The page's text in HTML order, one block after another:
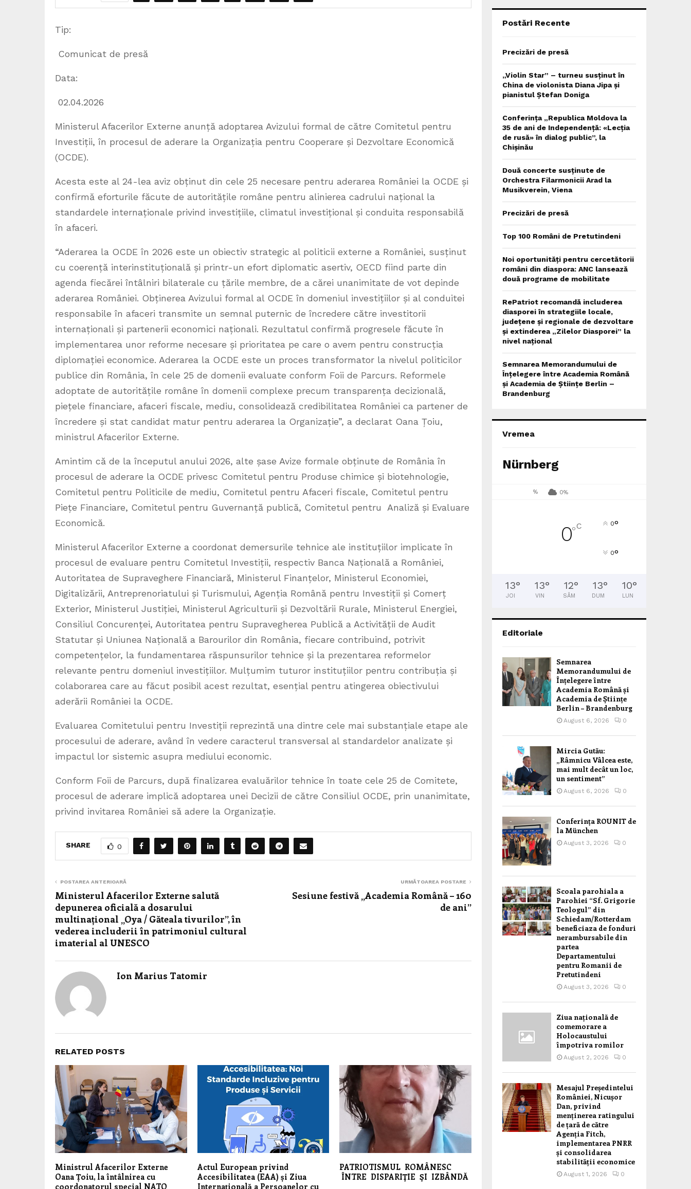
Tip:
Comunicat de presă
Data:
02.04.2026
Ministerul Afacerilor Externe anunță adoptarea Avizului formal de către Comitetul pentru
Investiții, în procesul de aderare la Organizația pentru Cooperare și Dezvoltare Economică
(OCDE).
Acesta este al 24-lea aviz obținut din cele 25 necesare pentru aderarea României la OCDE și
confirmă eforturile făcute de autoritățile române pentru alinierea cadrului național la
standardele internaționale privind investițiile, climatul investițional și conduita responsabilă
în afaceri.
“Aderarea la OCDE în 2026 este un obiectiv strategic al politicii externe a României, susținut
cu coerență interinstituțională și printr-un efort diplomatic asertiv, OECD fiind parte din
agenda fiecărei întâlniri bilaterale cu țările membre, de a cărei unanimitate de vot depinde
aderarea României. Obținerea Avizului formal al OCDE în domeniul investițiilor și al conduitei
responsabile în afaceri transmite un semnal puternic de încredere către investitorii
internaționali și partenerii economici naționali. Rezultatul confirmă progresele făcute în
implementarea unor reforme necesare și prioritatea pe care o avem pentru construcția
diplomației economice. Aderarea la OCDE este un proces transformator la nivelul politicilor
publice din România, în cele 25 de domenii evaluate conform Foii de Parcurs. Reformele
adoptate de autoritățile române în domenii complexe precum transparența decizională,
piețele financiare, afaceri fiscale, mediu, consolidează credibilitatea României ca partener de
încredere și stat candidat matur pentru aderarea la Organizație”, a declarat Oana Țoiu,
ministrul Afacerilor Externe.
Amintim că de la începutul anului 2026, alte șase Avize formale obținute de România în
procesul de aderare la OCDE privesc Comitetul pentru Produse chimice și biotehnologie,
Comitetul pentru Politicile de mediu, Comitetul pentru Afaceri fiscale, Comitetul pentru
Piețe Financiare, Comitetul pentru Guvernanță publică, Comitetul pentru Analiză și Evaluare
Economică.
Ministerul Afacerilor Externe a coordonat demersurile tehnice ale instituțiilor implicate în
procesul de evaluare pentru Comitetul Investiții, respectiv Banca Națională a României,
Autoritatea de Supraveghere Financiară, Ministerul Finanțelor, Ministerul Economiei,
Digitalizării, Antreprenoriatului și Turismului, Agenția Română pentru Investiții și Comerț
Exterior, Ministerul Justiției, Ministerul Agriculturii și Dezvoltării Rurale, Ministerul Energiei,
Consiliul Concurenței, Autoritatea pentru Supravegherea Publică a Activității de Audit
Statutar și Uniunea Națională a Barourilor din România, fiecare contribuind, potrivit
competențelor, la fundamentarea răspunsurilor tehnice și la prezentarea reformelor
relevante pentru domeniul investițiilor. Mulțumim tuturor instituțiilor pentru contribuția și
colaborarea care au făcut posibil acest rezultat, esențial pentru atingerea obiectivului
aderării României la OCDE.
Evaluarea Comitetului pentru Investiții reprezintă una dintre cele mai substanțiale etape ale
procesului de aderare, având în vedere caracterul transversal al standardelor analizate și
impactul lor sistemic asupra mediului economic.
Conform Foii de Parcurs, după finalizarea evaluărilor tehnice în toate cele 25 de Comitete,
procesul de aderare implică adoptarea unei Decizii de către Consiliul OCDE, prin unanimitate,
privind invitarea României să adere la Organizație.
SHARE 0
POSTAREA ANTERIOARĂ
Ministerul Afacerilor Externe salută
depunerea oficială a dosarului
multinațional „Oya / Găteala tivurilor”, în
vederea includerii în patrimoniul cultural
imaterial al UNESCO
URMĂTOAREA POSTARE
Sesiune festivă „Academia Română – 160
de ani”
Ion Marius Tatomir
RELATED POSTS
Ministrul Afacerilor Externe
Oana Țoiu, la întâlnirea cu
coordonatorul special NATO
Actul European privind
Accesibilitatea (EAA) și Ziua
Internațională a Persoanelor cu
PATRIOTISMUL ROMÂNESC
ÎNTRE DISPARIŢIE ŞI IZBÂNDĂ
Postări Recente
Precizări de presă
„Violin Star” – turneu susținut în
China de violonista Diana Jipa și
pianistul Ștefan Doniga
Conferința „Republica Moldova la
35 de ani de Independență: «Lecția
de rusă» în dialog public”, la
Chișinău
Două concerte susținute de
Orchestra Filarmonicii Arad la
Musikverein, Viena
Precizări de presă
Top 100 Români de Pretutindeni
Noi oportunități pentru cercetătorii
români din diaspora: ANC lansează
două programe de mobilitate
RePatriot recomandă includerea
diasporei în strategiile locale,
județene și regionale de dezvoltare
și extinderea „Zilelor Diasporei” la
nivel național
Semnarea Memorandumului de
Înțelegere între Academia Română
și Academia de Științe Berlin –
Brandenburg
Vremea
Nürnberg
% 0%
0°C 0°
0°
13°
JOI
13°
VIN
12°
SÂM
13°
DUM
10°
LUN
Editoriale
Semnarea
Memorandumului de
Înțelegere între
Academia Română și
Academia de Științe
Berlin – Brandenburg
August 6, 2026 0
Mircia Gutău:
„Râmnicu Vâlcea este,
mai mult decât un loc,
un sentiment”
August 6, 2026 0
Conferința ROUNIT de
la München
August 3, 2026 0
Scoala parohiala a
Parohiei “Sf. Grigorie
Teologul” din
Schiedam/Rotterdam
beneficiaza de fonduri
nerambursabile din
partea
Departamentului
pentru Romanii de
Pretutindeni
August 3, 2026 0
Ziua națională de
comemorare a
Holocaustului
împotriva romilor
August 2, 2026 0
Mesajul Președintelui
României, Nicușor
Dan, privind
menținerea ratingului
de țară de către
Agenția Fitch,
implementarea PNRR
și consolidarea
stabilității economice
August 1, 2026 0